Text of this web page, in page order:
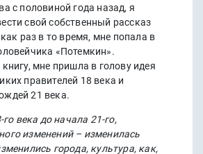
с половиной года назад, я
свой собственный рассказ
раз в то время, мне попала в
«Потемкин».
мне пришла в голову идея
правителей 18 века и
21 века.
века до начала 21-го,
изменений – изменилась
города, культура, как,